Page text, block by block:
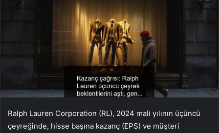
Ralph Lauren Corporation (RL), 2024 mali yılının üçüncü
çeyreğinde, hisse başına kazanç (EPS) ve müşteri